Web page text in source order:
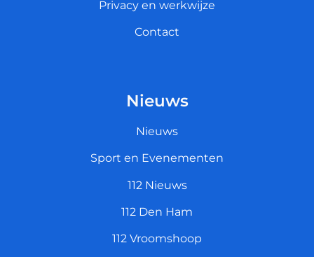
Privacy en werkwijze
Contact
Nieuws
Nieuws
Sport en Evenementen
112 Nieuws
112 Den Ham
112 Vroomshoop